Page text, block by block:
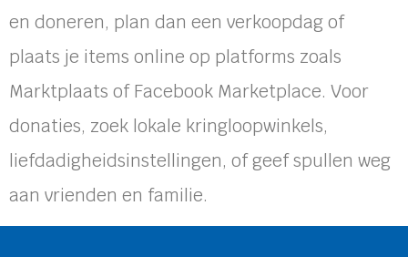
en doneren, plan dan een verkoopdag of
plaats je items online op platforms zoals
Marktplaats of Facebook Marketplace. Voor
donaties, zoek lokale kringloopwinkels,
liefdadigheidsinstellingen, of geef spullen weg
aan vrienden en familie.